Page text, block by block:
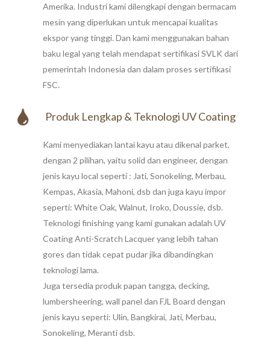
Amerika. Industri kami dilengkapi dengan bermacam
mesin yang diperlukan untuk mencapai kualitas
ekspor yang tinggi. Dan kami menggunakan bahan
baku legal yang telah mendapat sertifikasi SVLK dari
pemerintah Indonesia dan dalam proses sertifikasi
FSC.
Produk Lengkap & Teknologi UV Coating
Kami menyediakan lantai kayu atau dikenal parket,
dengan 2 pilihan, yaitu solid dan engineer, dengan
jenis kayu local seperti : Jati, Sonokeling, Merbau,
Kempas, Akasia, Mahoni, dsb dan juga kayu impor
seperti: White Oak, Walnut, Iroko, Doussie, dsb.
Teknologi finishing yang kami gunakan adalah UV
Coating Anti-Scratch Lacquer yang lebih tahan
gores dan tidak cepat pudar jika dibandingkan
teknologi lama.
Juga tersedia produk papan tangga, decking,
lumbersheering, wall panel dan FJL Board dengan
jenis kayu seperti: Ulin, Bangkirai, Jati, Merbau,
Sonokeling, Meranti dsb.